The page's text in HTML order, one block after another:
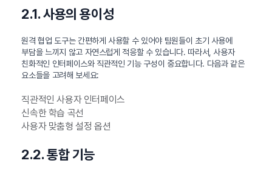
2.1. 사용의 용이성
원격 협업 도구는 간편하게 사용할 수 있어야 팀원들이 초기 사용에
부담을 느끼지 않고 자연스럽게 적응할 수 있습니다. 따라서, 사용자
친화적인 인터페이스와 직관적인 기능 구성이 중요합니다. 다음과 같은
요소들을 고려해 보세요:
직관적인 사용자 인터페이스
신속한 학습 곡선
사용자 맞춤형 설정 옵션
2.2. 통합 기능